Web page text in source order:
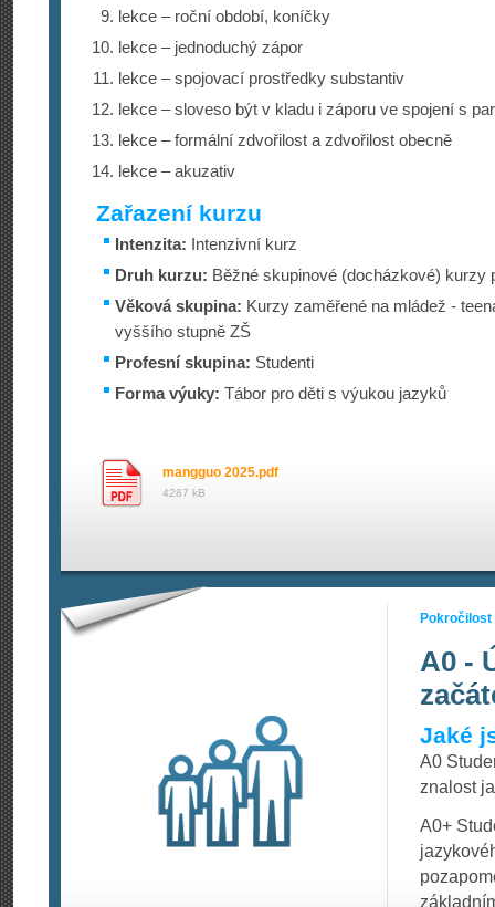
lekce – roční období, koníčky
lekce – jednoduchý zápor
lekce – spojovací prostředky substantiv
lekce – sloveso být v kladu i záporu ve spojení s
lekce – formální zdvořilost a zdvořilost obecně
lekce – akuzativ
Zařazení kurzu
Intenzita: Intenzivní kurz
Druh kurzu: Běžné skupinové (docházkové) kurzy
Věková skupina: Kurzy zaměřené na mládež -
vyššího stupně ZŠ
Profesní skupina: Studenti
Forma výuky: Tábor pro děti s výukou jazyků
mangguo 2025.pdf
4287 kB
Pokročilost
A0 -
Jaké
A0
znalost
A0+